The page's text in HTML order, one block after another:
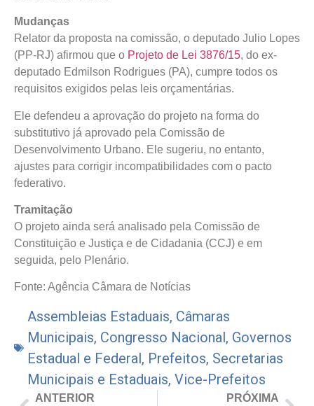
Mudanças
Relator da proposta na comissão, o deputado Julio Lopes
(PP-RJ) afirmou que o Projeto de Lei 3876/15, do ex-
deputado Edmilson Rodrigues (PA), cumpre todos os
requisitos exigidos pelas leis orçamentárias.
Ele defendeu a aprovação do projeto na forma do
substitutivo já aprovado pela Comissão de
Desenvolvimento Urbano. Ele sugeriu, no entanto,
ajustes para corrigir incompatibilidades com o pacto
federativo.
Tramitação
O projeto ainda será analisado pela Comissão de
Constituição e Justiça e de Cidadania (CCJ) e em
seguida, pelo Plenário.
Fonte: Agência Câmara de Notícias
Assembleias Estaduais, Câmaras
Municipais, Congresso Nacional, Governos
Estadual e Federal, Prefeitos, Secretarias
Municipais e Estaduais, Vice-Prefeitos
ANTERIOR PRÓXIMA